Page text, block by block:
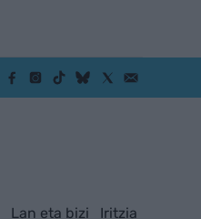
Lan eta bizi Iritzia